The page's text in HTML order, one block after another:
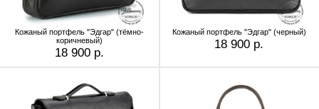
Кожаный портфель "Эдгар" (тёмно-
коричневый)
18 900 р.
Кожаный портфель "Эдгар" (черный)
18 900 р.